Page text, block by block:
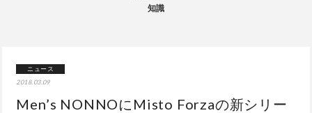
知識
ニュース
2018.03.09
Men’s NONNOにMisto Forzaの新シリー